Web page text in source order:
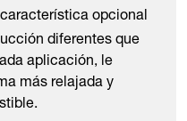
opcional
diferentes que
aplicación, le
más relajada y